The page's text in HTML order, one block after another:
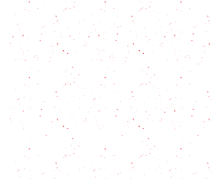
¡Hora de dulce! Mi versión especial de la Crema
Catalana
Lo que necesitas saber antes de hacer carbayones
caseros
Tigrillo ecuatoriano: el desayuno más cremoso con
7 ideas de acompañamientos
Creme Brulee tradicional francesa: la receta
original